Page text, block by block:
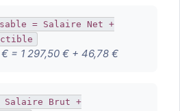
= Salaire Net +
= 1 297,50 € + 46,78 €
Salaire Brut +